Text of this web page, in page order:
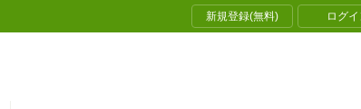
新規登録(無料) ログイ